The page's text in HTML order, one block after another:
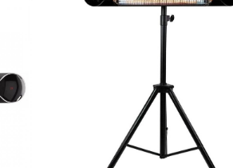
MAIS INFORMAÇÕES